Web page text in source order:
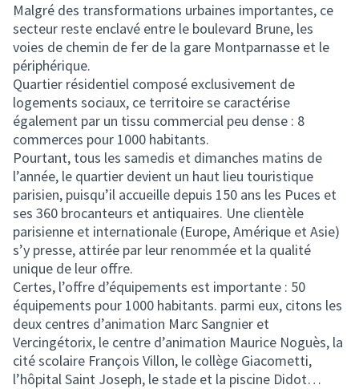
Malgré des transformations urbaines importantes, ce
secteur reste enclavé entre le boulevard Brune, les
voies de chemin de fer de la gare Montparnasse et le
périphérique.
Quartier résidentiel composé exclusivement de
logements sociaux, ce territoire se caractérise
également par un tissu commercial peu dense : 8
commerces pour 1000 habitants.
Pourtant, tous les samedis et dimanches matins de
l’année, le quartier devient un haut lieu touristique
parisien, puisqu’il accueille depuis 150 ans les Puces et
ses 360 brocanteurs et antiquaires. Une clientèle
parisienne et internationale (Europe, Amérique et Asie)
s’y presse, attirée par leur renommée et la qualité
unique de leur offre.
Certes, l’offre d’équipements est importante : 50
équipements pour 1000 habitants. parmi eux, citons les
deux centres d’animation Marc Sangnier et
Vercingétorix, le centre d’animation Maurice Noguès, la
cité scolaire François Villon, le collège Giacometti,
l’hôpital Saint Joseph, le stade et la piscine Didot…